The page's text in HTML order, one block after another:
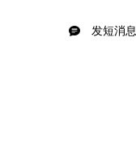
发短消息